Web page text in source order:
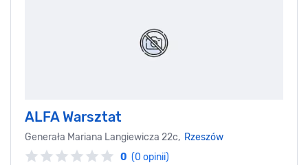
ALFA Warsztat
Generała Mariana Langiewicza 22c, Rzeszów
0 (0 opinii)